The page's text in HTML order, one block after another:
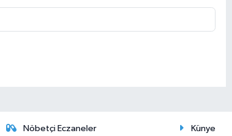
Nöbetçi Eczaneler
Künye